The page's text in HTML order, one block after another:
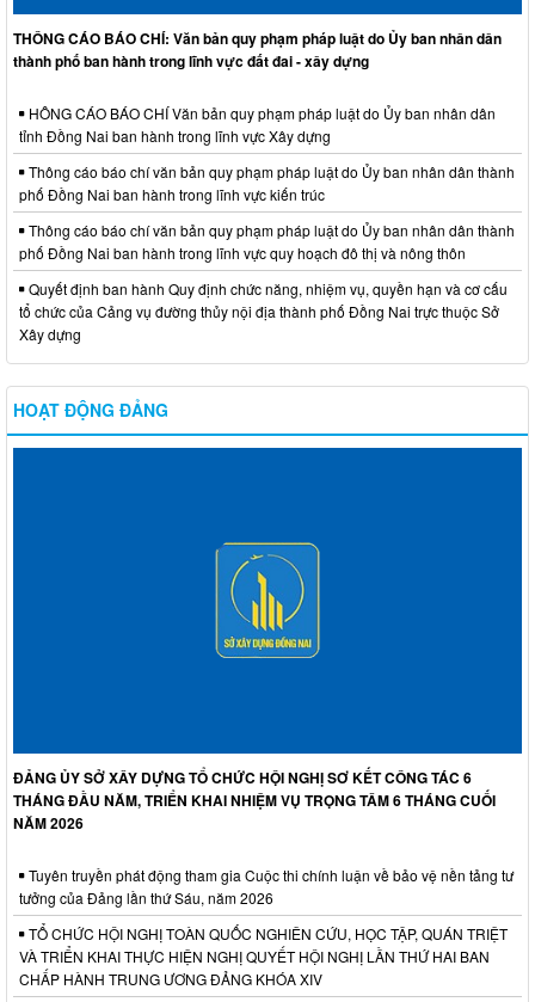
THÔNG CÁO BÁO CHÍ: Văn bản quy phạm pháp luật do Ủy ban nhân dân
thành phố ban hành trong lĩnh vực đất đai - xây dựng
HÔNG CÁO BÁO CHÍ Văn bản quy phạm pháp luật do Ủy ban nhân dân
tỉnh Đồng Nai ban hành trong lĩnh vực Xây dựng
Thông cáo báo chí văn bản quy phạm pháp luật do Ủy ban nhân dân thành
phố Đồng Nai ban hành trong lĩnh vực kiến trúc
Thông cáo báo chí văn bản quy phạm pháp luật do Ủy ban nhân dân thành
phố Đồng Nai ban hành trong lĩnh vực quy hoạch đô thị và nông thôn
Quyết định ban hành Quy định chức năng, nhiệm vụ, quyền hạn và cơ cấu
tổ chức của Cảng vụ đường thủy nội địa thành phố Đồng Nai trực thuộc Sở
Xây dựng
HOẠT ĐỘNG ĐẢNG
ĐẢNG ỦY SỞ XÂY DỰNG TỔ CHỨC HỘI NGHỊ SƠ KẾT CÔNG TÁC 6
THÁNG ĐẦU NĂM, TRIỂN KHAI NHIỆM VỤ TRỌNG TÂM 6 THÁNG CUỐI
NĂM 2026
Tuyên truyền phát động tham gia Cuộc thi chính luận về bảo vệ nền tảng tư
tưởng của Đảng lần thứ Sáu, năm 2026
TỔ CHỨC HỘI NGHỊ TOÀN QUỐC NGHIÊN CỨU, HỌC TẬP, QUÁN TRIỆT
VÀ TRIỂN KHAI THỰC HIỆN NGHỊ QUYẾT HỘI NGHỊ LẦN THỨ HAI BAN
CHẤP HÀNH TRUNG ƯƠNG ĐẢNG KHÓA XIV